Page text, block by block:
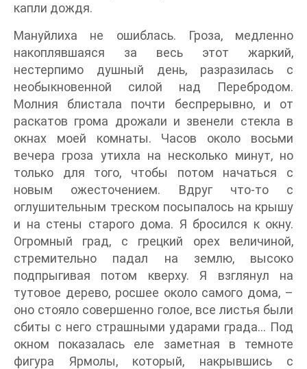
капли дождя.
Мануйлиха не ошиблась. Гроза, медленно
накоплявшаяся за весь этот жаркий,
нестерпимо душный день, разразилась с
необыкновенной силой над Перебродом.
Молния блистала почти беспрерывно, и от
раскатов грома дрожали и звенели стекла в
окнах моей комнаты. Часов около восьми
вечера гроза утихла на несколько минут, но
только для того, чтобы потом начаться с
новым ожесточением. Вдруг что-то с
оглушительным треском посыпалось на крышу
и на стены старого дома. Я бросился к окну.
Огромный град, с грецкий орех величиной,
стремительно падал на землю, высоко
подпрыгивая потом кверху. Я взглянул на
тутовое дерево, росшее около самого дома, –
оно стояло совершенно голое, все листья были
сбиты с него страшными ударами града… Под
окном показалась еле заметная в темноте
фигура Ярмолы, который, накрывшись с